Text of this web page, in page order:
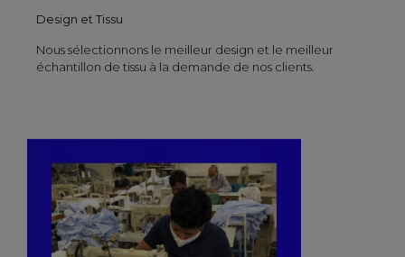
Design et Tissu
Nous sélectionnons le meilleur design et le meilleur
échantillon de tissu à la demande de nos clients.